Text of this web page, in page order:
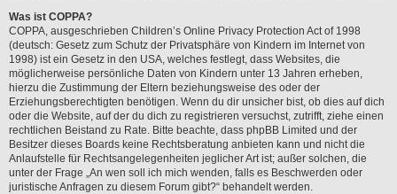
Was ist COPPA?
COPPA, ausgeschrieben Children’s Online Privacy Protection Act of 1998
(deutsch: Gesetz zum Schutz der Privatsphäre von Kindern im Internet von
1998) ist ein Gesetz in den USA, welches festlegt, dass Websites, die
möglicherweise persönliche Daten von Kindern unter 13 Jahren erheben,
hierzu die Zustimmung der Eltern beziehungsweise des oder der
Erziehungsberechtigten benötigen. Wenn du dir unsicher bist, ob dies auf dich
oder die Website, auf der du dich zu registrieren versuchst, zutrifft, ziehe einen
rechtlichen Beistand zu Rate. Bitte beachte, dass phpBB Limited und der
Besitzer dieses Boards keine Rechtsberatung anbieten kann und nicht die
Anlaufstelle für Rechtsangelegenheiten jeglicher Art ist; außer solchen, die
unter der Frage „An wen soll ich mich wenden, falls es Beschwerden oder
juristische Anfragen zu diesem Forum gibt?“ behandelt werden.